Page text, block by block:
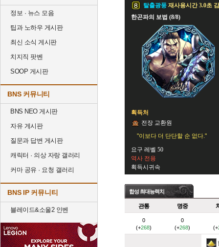
정보 · 뉴스 모음
팁과 노하우 게시판
최신 소식 게시판
치지직 팟벤
SOOP 게시판
BNS 커뮤니티
BNS NEO 게시판
자유 게시판
질문과 답변 게시판
캐릭터 · 의상 자랑 갤러리
커마 공유 · 요청 갤러리
BNS IP 커뮤니티
블레이드&소울2 인벤
탈출광풍 재사용시간 3.0초
한곤파의 보법 (8/8)
획득처
전장 교환원
"이보다 더 단단할 순 없다."
요구 레벨 50
역사 전용
획득시귀속
합성 최대능력치
관통 명중
0
(+268)
0
(+268) (+